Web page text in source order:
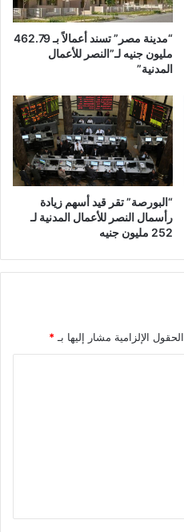
“مدينة مصر” تسند أعمالاً بـ 462.79
مليون جنيه لـ”النصر للأعمال
المدنية”
“البورصة” تقر قيد أسهم زيادة
رأسمال النصر للأعمال المدنية لـ
252 مليون جنيه
الحقول الإلزامية مشار إليها بـ*